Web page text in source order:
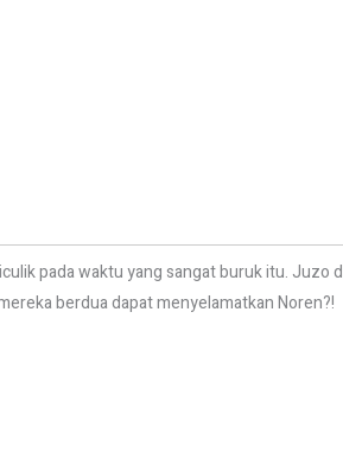
pada waktu yang sangat buruk itu. Juzo
berdua dapat menyelamatkan Noren?!